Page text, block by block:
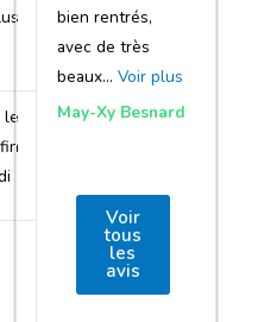
bien rentrés,
avec de très
beaux… Voir plus
May-Xy Besnard
Voir
tous
les
avis